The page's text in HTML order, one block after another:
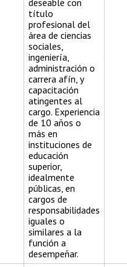
deseable con
título
profesional del
área de ciencias
sociales,
ingeniería,
administración o
carrera afín, y
capacitación
atingentes al
cargo. Experiencia
de 10 años o
más en
instituciones de
educación
superior,
idealmente
públicas, en
cargos de
responsabilidades
iguales o
similares a la
función a
desempeñar.